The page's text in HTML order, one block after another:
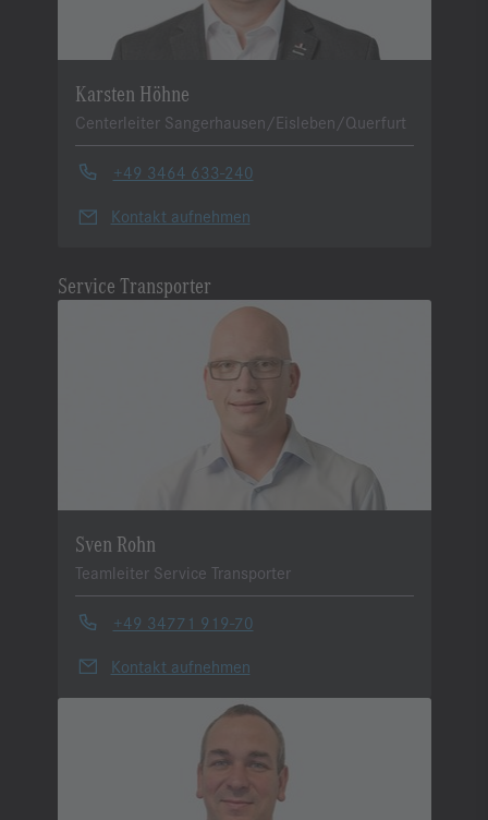
Karsten Höhne
Centerleiter Sangerhausen/Eisleben/Querfurt
+49 3464 633-240
Kontakt aufnehmen
Service Transporter
Sven Rohn
Teamleiter Service Transporter
+49 34771 919-70
Kontakt aufnehmen